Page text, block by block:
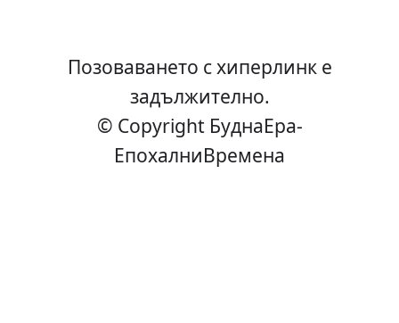
Позоваването с хиперлинк е
задължително.
© Copyright БуднаEра-
ЕпохалниВремена